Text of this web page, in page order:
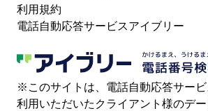
利用規約
電話自動応答サービスアイブリー
※このサイトは、電話自動応答サー
利用いただいたクライアント様のデ